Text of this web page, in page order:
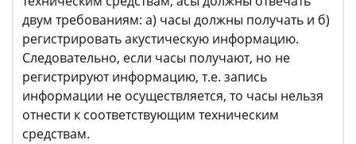
двум требованиям: а) часы должны получать и б)
регистрировать акустическую информацию.
Следовательно, если часы получают, но не
регистрируют информацию, т.е. запись
информации не осуществляется, то часы нельзя
отнести к соответствующим техническим
средствам.